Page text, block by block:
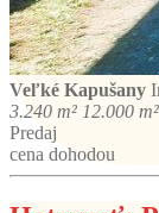
Veľké Kapušany
3.240 m² 12.000 m²
Predaj
cena dohodou